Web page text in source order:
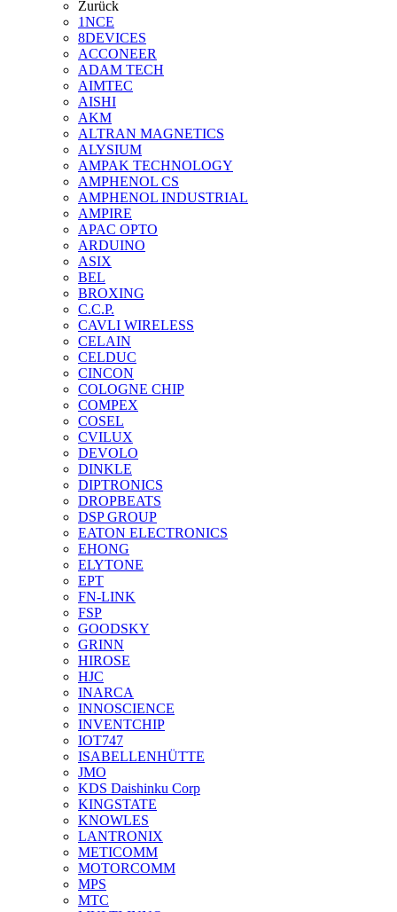
Zurück
1NCE
8DEVICES
ACCONEER
ADAM TECH
AIMTEC
AISHI
AKM
ALTRAN MAGNETICS
ALYSIUM
AMPAK TECHNOLOGY
AMPHENOL CS
AMPHENOL INDUSTRIAL
AMPIRE
APAC OPTO
ARDUINO
ASIX
BEL
BROXING
C.C.P.
CAVLI WIRELESS
CELAIN
CELDUC
CINCON
COLOGNE CHIP
COMPEX
COSEL
CVILUX
DEVOLO
DINKLE
DIPTRONICS
DROPBEATS
DSP GROUP
EATON ELECTRONICS
EHONG
ELYTONE
EPT
FN-LINK
FSP
GOODSKY
GRINN
HIROSE
HJC
INARCA
INNOSCIENCE
INVENTCHIP
IOT747
ISABELLENHÜTTE
JMO
KDS Daishinku Corp
KINGSTATE
KNOWLES
LANTRONIX
METICOMM
MOTORCOMM
MPS
MTC